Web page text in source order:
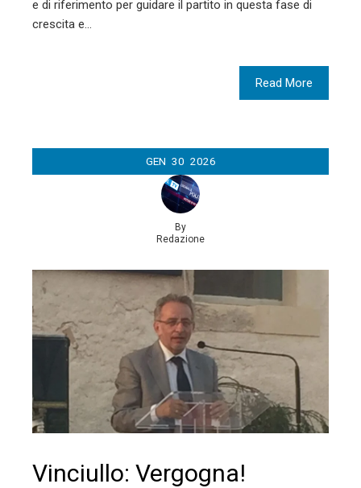
e di riferimento per guidare il partito in questa fase di
crescita e…
Read More
GEN 30 2026
By
Redazione
Vinciullo: Vergogna!